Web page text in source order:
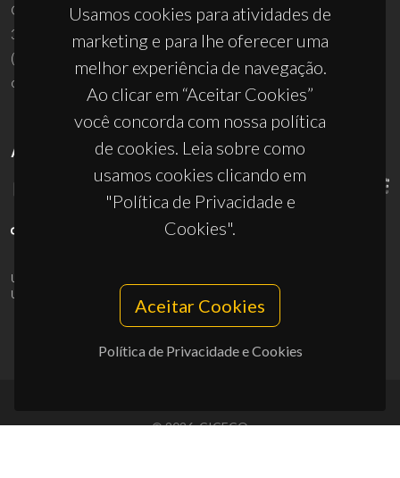
Usamos cookies para atividades de
marketing e para lhe oferecer uma
melhor experiência de navegação.
Ao clicar em “Aceitar Cookies”
você concorda com nossa política
de cookies. Leia sobre como
usamos cookies clicando em
"Política de Privacidade e
Cookies".
Aceitar Cookies
Política de Privacidade e Cookies
Campus Universitário de Santiago
3810-193 Aveiro - Portugal
(+351) 234 370 200
ciceco@ua.pt
APOIOS
UID/PRR/50011/2025
UID/PRR2/50011/2025
10.54499/UID/PRR2/50011/2025
© 2026, CICECO